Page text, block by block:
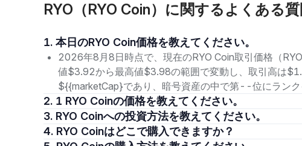
RYO（RYO Coin）に関するよくある質
1. 本日のRYO Coin価格を教えてください。
2026年8月8日時点で、現在のRYO Coin取引価格（
値$3.92から最高値$3.98の範囲で変動し、取引高は
${{marketCap}であり、暗号資産の中で第--位にランク
2. 1 RYO Coinの価格を教えてください。
3. RYO Coinへの投資方法を教えてください。
4. RYO Coinはどこで購入できますか？